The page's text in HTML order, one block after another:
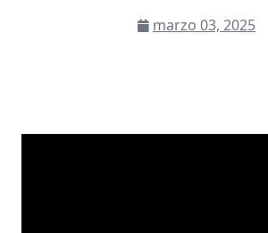
marzo 03, 2025